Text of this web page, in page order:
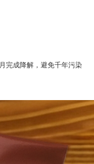
完成降解，避免千年污染